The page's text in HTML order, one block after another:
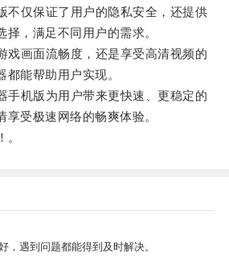
仅保证了用户的隐私安全，还提供
择，满足不同用户的需求。
画面流畅度，还是享受高清视频的
能帮助用户实现。
机版为用户带来更快速、更稳定的
享受极速网络的畅爽体验。
，遇到问题都能得到及时解决。